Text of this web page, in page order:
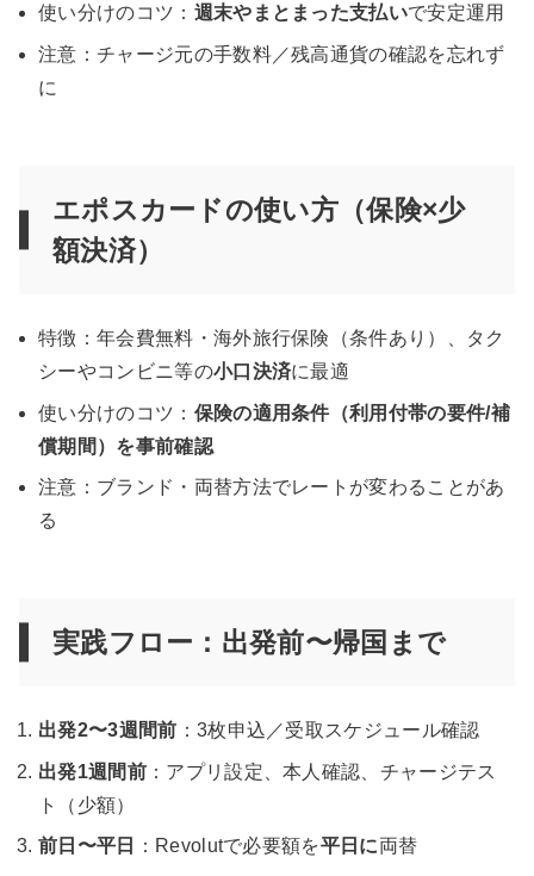
使い分けのコツ： 週末やまとまった支払いで安定運用
注意：チャージ元の手数料／残高通貨の確認を忘れず
に
エポスカードの使い方（保険×少
額決済）
特徴：年会費無料・海外旅行保険（条件あり）、タク
シーやコンビニ等の小口決済に最適
使い分けのコツ： 保険の適用条件（利用付帯の要件/補
償期間）を事前確認
注意：ブランド・両替方法でレートが変わることがあ
る
実践フロー：出発前〜帰国まで
出発2〜3週間前 ：3枚申込／受取スケジュール確認
出発1週間前：アプリ設定、本人確認、チャージテス
ト（少額）
前日〜平日 ：Revolutで必要額を平日に両替